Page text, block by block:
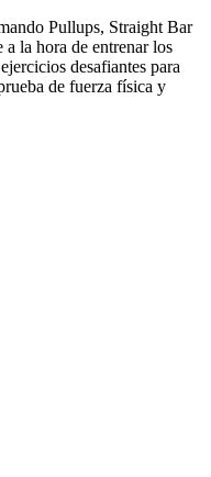
Pullups, Straight Bar
la hora de entrenar los
desafiantes para
de fuerza física y